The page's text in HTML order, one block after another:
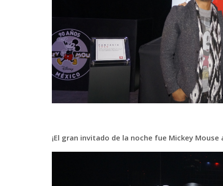
¡El gran invitado de la noche fue Mickey